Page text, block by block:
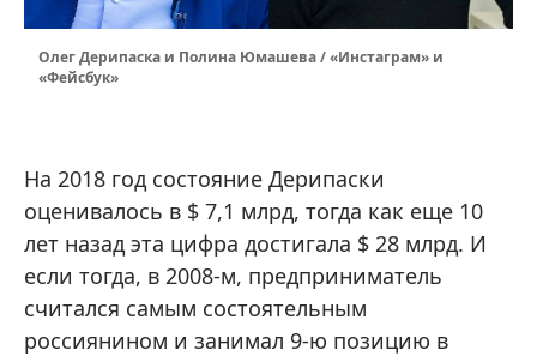
Олег Дерипаска и Полина Юмашева / «Инстаграм» и
«Фейсбук»
На 2018 год состояние Дерипаски
оценивалось в $ 7,1 млрд, тогда как еще 10
лет назад эта цифра достигала $ 28 млрд. И
если тогда, в 2008-м, предприниматель
считался самым состоятельным
россиянином и занимал 9-ю позицию в